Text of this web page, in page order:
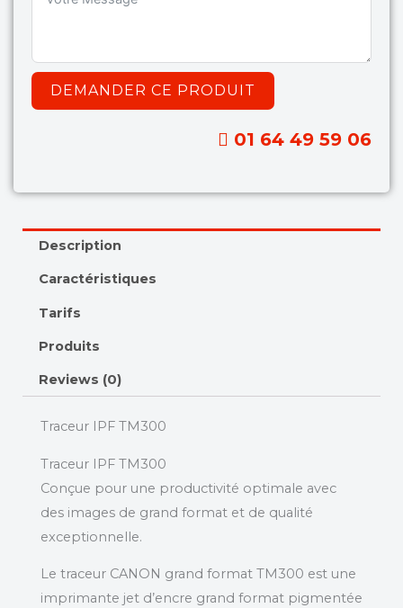
DEMANDER CE PRODUIT
01 64 49 59 06
Description
Caractéristiques
Tarifs
Produits
Reviews (0)
Traceur IPF TM300
Traceur IPF TM300
Conçue pour une productivité optimale avec
des images de grand format et de qualité
exceptionnelle.
Le traceur CANON grand format TM300 est une
imprimante jet d’encre grand format pigmentée